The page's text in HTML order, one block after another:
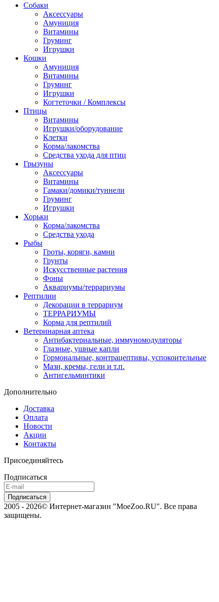
Собаки
Аксессуары
Амуниция
Витамины
Груминг
Игрушки
Кошки
Амуниция
Витамины
Груминг
Игрушки
Когтеточки / Комплексы
Птицы
Витамины
Игрушки/оборудование
Клетки
Корма/лакомства
Средства ухода для птиц
Грызуны
Аксессуары
Витамины
Гамаки/домики/туннели
Груминг
Игрушки
Хорьки
Корма/лакомства
Средства ухода
Рыбы
Гроты, коряги, камни
Грунты
Искусственные растения
Фоны
Аквариумы/террариумы
Рептилии
Декорации в террариум
ТЕРРАРИУМЫ
Корма для рептилий
Ветеринарная аптека
Антибактериальные, иммуномодуляторы
Глазные, ушные капли
Гормональные, контрацептивы, успокоительные
Мази, кремы, гели и т.п.
Антигельминтики
Дополнительно
Доставка
Оплата
Новости
Акции
Контакты
Присоединяйтесь
Подписаться
2005 - 2026© Интернет-магазин "MoeZoo.RU". Все права
защищены.